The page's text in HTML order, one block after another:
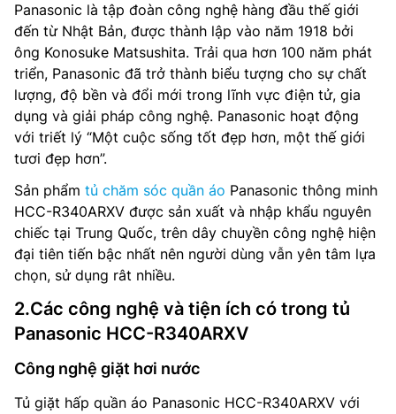
Panasonic là tập đoàn công nghệ hàng đầu thế giới
đến từ Nhật Bản, được thành lập vào năm 1918 bởi
ông Konosuke Matsushita. Trải qua hơn 100 năm phát
triển, Panasonic đã trở thành biểu tượng cho sự chất
lượng, độ bền và đổi mới trong lĩnh vực điện tử, gia
dụng và giải pháp công nghệ. Panasonic hoạt động
với triết lý “Một cuộc sống tốt đẹp hơn, một thế giới
tươi đẹp hơn”.
Sản phẩm tủ chăm sóc quần áo Panasonic thông minh
HCC-R340ARXV được sản xuất và nhập khẩu nguyên
chiếc tại Trung Quốc, trên dây chuyền công nghệ hiện
đại tiên tiến bậc nhất nên người dùng vẫn yên tâm lựa
chọn, sử dụng rât nhiều.
2.Các công nghệ và tiện ích có trong tủ
Panasonic HCC-R340ARXV
Công nghệ giặt hơi nước
Tủ giặt hấp quần áo Panasonic HCC-R340ARXV với